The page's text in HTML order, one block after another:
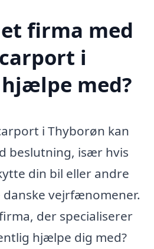
firma med
i
med?
i Thyborøn kan
beslutning, især hvis
din bil eller andre
vejrfænomener.
der specialiserer
hjælpe dig med?